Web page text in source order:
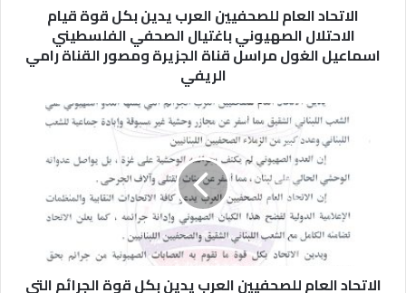
الاتحاد العام للصحفيين العرب يدين بكل قوة قيام
الاحتلال الصهيوني باغتيال الصحفي الفلسطيني
اسماعيل الغول مراسل قناة الجزيرة ومصور القناة رامي
الريفي
الاتحاد العام للصحفيين العرب يدين بكل قوة الجرائم التي